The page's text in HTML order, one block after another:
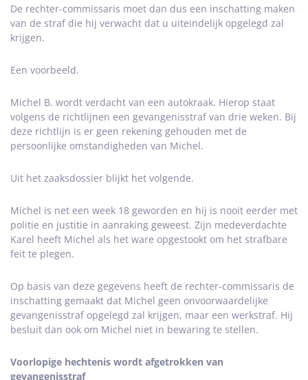
De rechter-commissaris moet dan dus een inschatting maken
van de straf die hij verwacht dat u uiteindelijk opgelegd zal
krijgen.
Een voorbeeld.
Michel B. wordt verdacht van een autokraak. Hierop staat
volgens de richtlijnen een gevangenisstraf van drie weken. Bij
deze richtlijn is er geen rekening gehouden met de
persoonlijke omstandigheden van Michel.
Uit het zaaksdossier blijkt het volgende.
Michel is net een week 18 geworden en hij is nooit eerder met
politie en justitie in aanraking geweest. Zijn medeverdachte
Karel heeft Michel als het ware opgestookt om het strafbare
feit te plegen.
Op basis van deze gegevens heeft de rechter-commissaris de
inschatting gemaakt dat Michel geen onvoorwaardelijke
gevangenisstraf opgelegd zal krijgen, maar een werkstraf. Hij
besluit dan ook om Michel niet in bewaring te stellen.
Voorlopige hechtenis wordt afgetrokken van
gevangenisstraf